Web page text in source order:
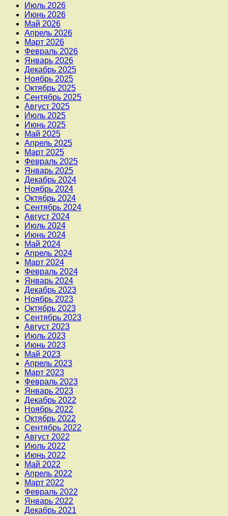
Июль 2026
Июнь 2026
Май 2026
Апрель 2026
Март 2026
Февраль 2026
Январь 2026
Декабрь 2025
Ноябрь 2025
Октябрь 2025
Сентябрь 2025
Август 2025
Июль 2025
Июнь 2025
Май 2025
Апрель 2025
Март 2025
Февраль 2025
Январь 2025
Декабрь 2024
Ноябрь 2024
Октябрь 2024
Сентябрь 2024
Август 2024
Июль 2024
Июнь 2024
Май 2024
Апрель 2024
Март 2024
Февраль 2024
Январь 2024
Декабрь 2023
Ноябрь 2023
Октябрь 2023
Сентябрь 2023
Август 2023
Июль 2023
Июнь 2023
Май 2023
Апрель 2023
Март 2023
Февраль 2023
Январь 2023
Декабрь 2022
Ноябрь 2022
Октябрь 2022
Сентябрь 2022
Август 2022
Июль 2022
Июнь 2022
Май 2022
Апрель 2022
Март 2022
Февраль 2022
Январь 2022
Декабрь 2021